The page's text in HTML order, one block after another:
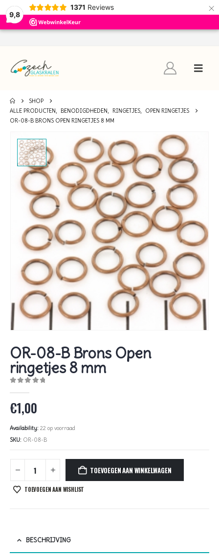
9,8
1371 Reviews ×
SHOP
ALLE PRODUCTEN, BENODIGDHEDEN, RINGETJES,
OPEN RINGETJES
OR-08-B BRONS OPEN RINGETJES 8 MM
OR-08-B Brons Open
ringetjes 8 mm
€1,00
Availability: 22 op voorraad
SKU: OR-08-B
TOEVOEGEN AAN WINKELWAGEN
TOEVOEGEN AAN WISHLIST
BESCHRIJVING